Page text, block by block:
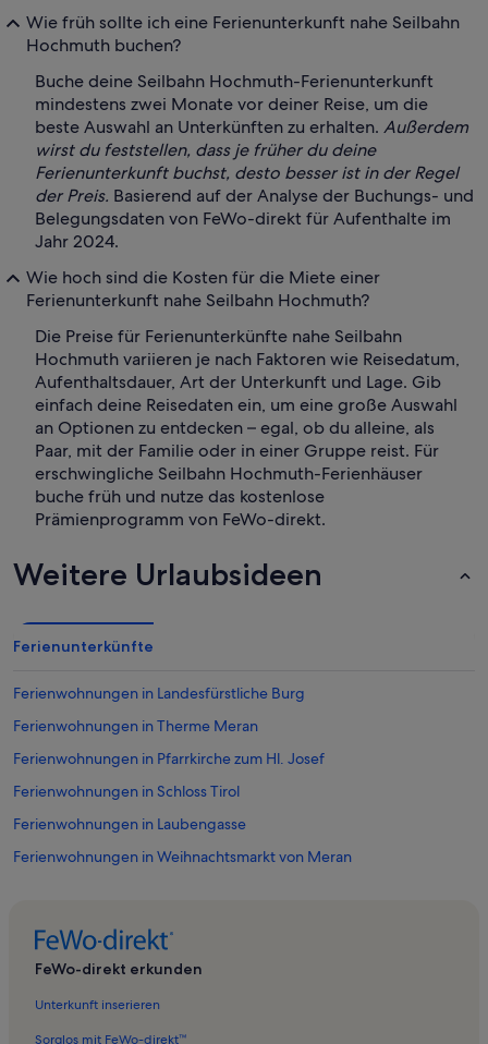
Wie früh sollte ich eine Ferienunterkunft nahe Seilbahn
Hochmuth buchen?
Buche deine Seilbahn Hochmuth-Ferienunterkunft
mindestens zwei Monate vor deiner Reise, um die
beste Auswahl an Unterkünften zu erhalten. Außerdem
wirst du feststellen, dass je früher du deine
Ferienunterkunft buchst, desto besser ist in der Regel
der Preis. Basierend auf der Analyse der Buchungs- und
Belegungsdaten von FeWo-direkt für Aufenthalte im
Jahr 2024.
Wie hoch sind die Kosten für die Miete einer
Ferienunterkunft nahe Seilbahn Hochmuth?
Die Preise für Ferienunterkünfte nahe Seilbahn
Hochmuth variieren je nach Faktoren wie Reisedatum,
Aufenthaltsdauer, Art der Unterkunft und Lage. Gib
einfach deine Reisedaten ein, um eine große Auswahl
an Optionen zu entdecken – egal, ob du alleine, als
Paar, mit der Familie oder in einer Gruppe reist. Für
erschwingliche Seilbahn Hochmuth-Ferienhäuser
buche früh und nutze das kostenlose
Prämienprogramm von FeWo-direkt.
Weitere Urlaubsideen
Ferienunterkünfte
Ferienwohnungen in Landesfürstliche Burg
Ferienwohnungen in Therme Meran
Ferienwohnungen in Pfarrkirche zum Hl. Josef
Ferienwohnungen in Schloss Tirol
Ferienwohnungen in Laubengasse
Ferienwohnungen in Weihnachtsmarkt von Meran
Ferienunterkünfte nahe Merano/Meran Station
FeWo-direkt erkunden
Unterkunft inserieren
Sorglos mit FeWo-direkt™